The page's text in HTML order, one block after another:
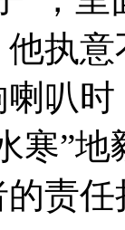
执
叭
寒”
责